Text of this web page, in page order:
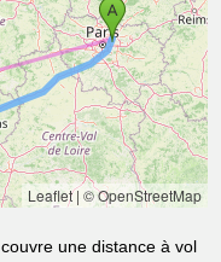
Leaflet| © OpenStreetMap
couvre une distance à vol